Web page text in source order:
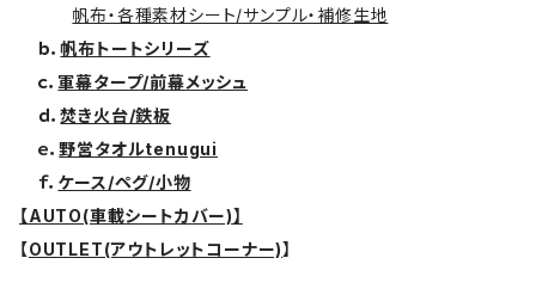
帆布・各種素材シート/サンプル・補修生地
ｂ．帆布トートシリーズ
ｃ． 軍幕タープ/前幕メッシュ
ｄ．焚き火台/鉄板
ｅ．野営タオルtenugui
ｆ． ケース/ペグ/小物
【AUTO(車載シートカバー)】
【OUTLET(アウトレットコーナー)】